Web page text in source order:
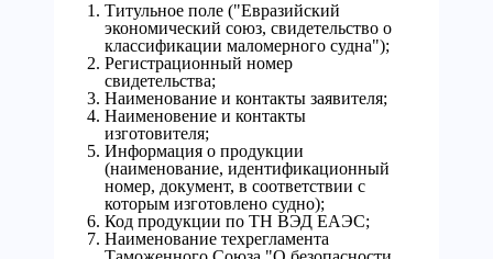
Титульное поле ("Евразийский
экономический союз, свидетельство о
классификации маломерного судна");
Регистрационный номер
свидетельства;
Наименование и контакты заявителя;
Наименовение и контакты
изготовителя;
Информация о продукции
(наименование, идентификационный
номер, документ, в соответствии с
которым изготовлено судно);
Код продукции по ТН ВЭД ЕАЭС;
Наименование техрегламента